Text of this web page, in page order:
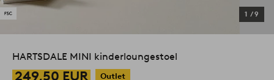
1 /9
HARTSDALE MINI kinderloungestoel
249,50 EUR
Outlet